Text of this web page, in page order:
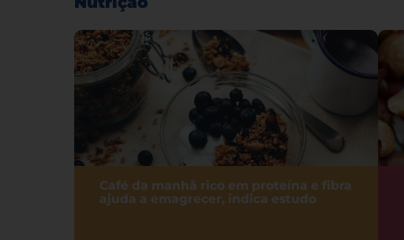
Café da manhã rico em proteína e fibra
ajuda a emagrecer, indica estudo